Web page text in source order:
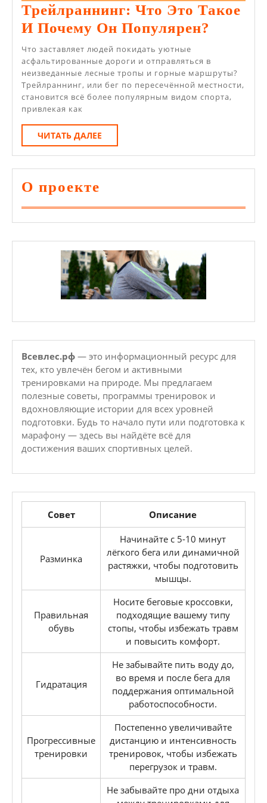
Трейлраннинг: Что Это Такое
И Почему Он Популярен?
Это
Такое
И
Что заставляет людей покидать уютные
асфальтированные дороги и отправляться в
неизведанные лесные тропы и горные маршруты?
Трейлраннинг, или бег по пересечённой местности,
становится всё более популярным видом спорта,
привлекая как
ЧИТАТЬ ДАЛЕЕ
ДАЛЕЕ
О проекте
Всевлес.рф — это информационный ресурс для
тех, кто увлечён бегом и активными
тренировками на природе. Мы предлагаем
полезные советы, программы тренировок и
вдохновляющие истории для всех уровней
подготовки. Будь то начало пути или подготовка к
марафону — здесь вы найдёте всё для
достижения ваших спортивных целей.
Совет Описание
Разминка
Начинайте с 5-10 минут
лёгкого бега или динамичной
растяжки, чтобы подготовить
мышцы.
Правильная
обувь
Носите беговые кроссовки,
подходящие вашему типу
стопы, чтобы избежать травм
и повысить комфорт.
Гидратация
Не забывайте пить воду до,
во время и после бега для
поддержания оптимальной
работоспособности.
Прогрессивные
тренировки
Постепенно увеличивайте
дистанцию и интенсивность
тренировок, чтобы избежать
перегрузок и травм.
Не забывайте про дни отдыха